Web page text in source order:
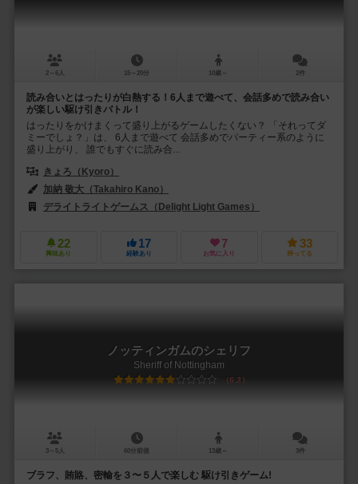
2～6人 15～20分 10歳～ 2件
読み合いとはったりが白熱する！6人まで遊べて、会話多めで読み合い
が楽しい駆け引きバトル！
はったりをかけまくって盛り上がるゲームしたくない？ 「それってダ
ミーでしょ？」は、 6人まで遊べて 会話多めでパーティー系のように
盛り上がり、 誰でもすぐに読み合...
きょろ（Kyoro）
加納 敬大（Takahiro Kano）
デライトライトゲームス（Delight Light Games）
22
興味あり
17
経験あり
7
お気に入り
33
持ってる
ノッティンガムのシェリフ
Sheriff of Nottingham
6.2
3～5人 60分前後 13歳～ 3件
ブラフ、賄賂、密輸を３〜５人で楽しむ 駆け引きゲーム!